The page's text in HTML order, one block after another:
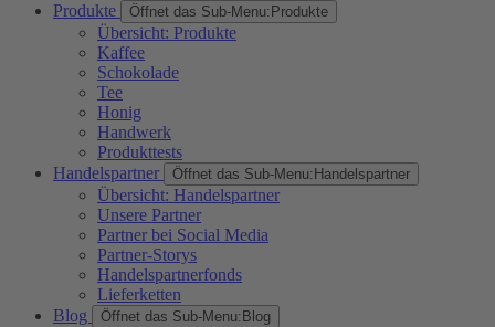
Produkte
Öffnet das Sub-Menu: Produkte
Übersicht: Produkte
Kaffee
Schokolade
Tee
Honig
Handwerk
Produkttests
Handelspartner
Öffnet das Sub-Menu: Handelspartner
Übersicht: Handelspartner
Unsere Partner
Partner bei Social Media
Partner-Storys
Handelspartnerfonds
Lieferketten
Blog
Öffnet das Sub-Menu: Blog